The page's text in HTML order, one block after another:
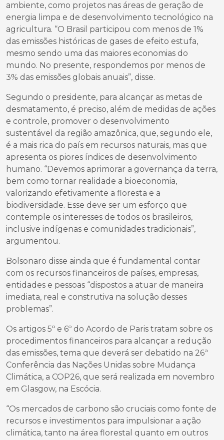
ambiente, como projetos nas áreas de geração de
energia limpa e de desenvolvimento tecnológico na
agricultura. “O Brasil participou com menos de 1%
das emissões históricas de gases de efeito estufa,
mesmo sendo uma das maiores economias do
mundo. No presente, respondemos por menos de
3% das emissões globais anuais”, disse.
Segundo o presidente, para alcançar as metas de
desmatamento, é preciso, além de medidas de ações
e controle, promover o desenvolvimento
sustentável da região amazônica, que, segundo ele,
é a mais rica do país em recursos naturais, mas que
apresenta os piores índices de desenvolvimento
humano. “Devemos aprimorar a governança da terra,
bem como tornar realidade a bioeconomia,
valorizando efetivamente a floresta e a
biodiversidade. Esse deve ser um esforço que
contemple os interesses de todos os brasileiros,
inclusive indígenas e comunidades tradicionais”,
argumentou.
Bolsonaro disse ainda que é fundamental contar
com os recursos financeiros de países, empresas,
entidades e pessoas “dispostos a atuar de maneira
imediata, real e construtiva na solução desses
problemas”.
Os artigos 5º e 6º do Acordo de Paris tratam sobre os
procedimentos financeiros para alcançar a redução
das emissões, tema que deverá ser debatido na 26ª
Conferência das Nações Unidas sobre Mudança
Climática, a COP26, que será realizada em novembro
em Glasgow, na Escócia.
“Os mercados de carbono são cruciais como fonte de
recursos e investimentos para impulsionar a ação
climática, tanto na área florestal quanto em outros